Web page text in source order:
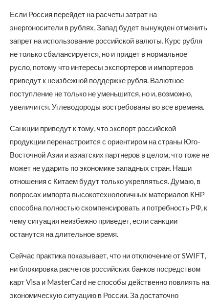
Если Россия перейдет на расчеты затрат на
энергоносители в рублях, Запад будет вынужден отменить
запрет на использование российской валюты. Курс рубля
не только сбалансируется, но и придет в нормальное
русло, потому что интересы экспортеров и импортеров
приведут к неизбежной поддержке рубля. Валютное
поступление не только не уменьшится, но и, возможно,
увеличится. Углеводороды востребованы во все времена.
Санкции приведут к тому, что экспорт российской
продукции перенастроится с ориентиром на страны Юго-
Восточной Азии и азиатских партнеров в целом, что тоже не
может не ударить по экономике западных стран. Наши
отношения с Китаем будут только укрепляться. Думаю, в
вопросах импорта высокотехнологичных материалов КНР
способна полностью скомпенсировать и потребность РФ, к
чему ситуация неизбежно приведет, если санкции
останутся на длительное время.
Сейчас практика показывает, что ни отключение от SWIFT,
ни блокировка расчетов российских банков посредством
карт Visa и MasterCard не способы действенно повлиять на
экономическую ситуацию в России. За достаточно